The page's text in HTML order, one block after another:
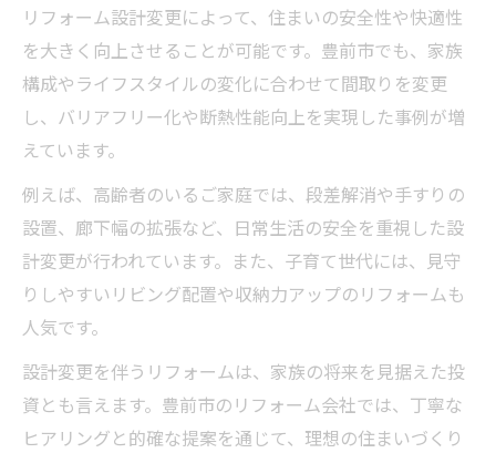
リフォーム設計変更によって、住まいの安全性や快適性
を大きく向上させることが可能です。豊前市でも、家族
構成やライフスタイルの変化に合わせて間取りを変更
し、バリアフリー化や断熱性能向上を実現した事例が増
えています。
例えば、高齢者のいるご家庭では、段差解消や手すりの
設置、廊下幅の拡張など、日常生活の安全を重視した設
計変更が行われています。また、子育て世代には、見守
りしやすいリビング配置や収納力アップのリフォームも
人気です。
設計変更を伴うリフォームは、家族の将来を見据えた投
資とも言えます。豊前市のリフォーム会社では、丁寧な
ヒアリングと的確な提案を通じて、理想の住まいづくり